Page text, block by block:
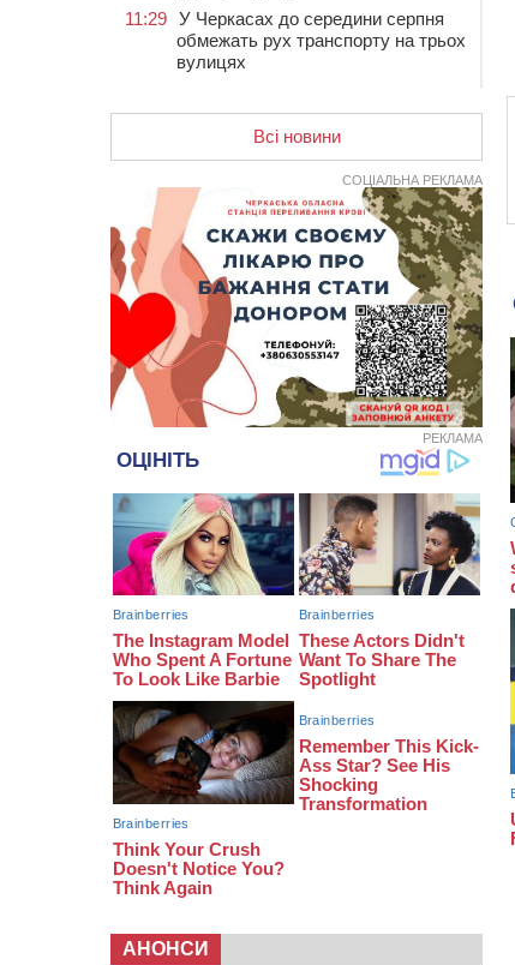
11:29 У Черкасах до середини серпня
обмежать рух транспорту на трьох
вулицях
збільшилась уп’ятеро з початку
повномасштабної війни
У Черкасах водій Audi Q5
спричинив аварію, не пропустивши
інший кросовер
09:42 “Черкасиводоканал” пропонує
підвищити тарифи на воду та
водовідведення з 2027 року
09:08
Встановити гойдалки, карусель і
закупити іграшки: у Черкасах
просять покращити умови в
дитсадку
громаду повертається полеглий
07:30 Понад 968 мільйонів гривень
земельного податку сплатили на
Черкащині
06 СЕРПНЯ 2026, ЧЕТВЕР
21:13 Вісім медалей, з яких чотири
золоті: черкаські спортсмени
тріумфували на чемпіонаті України
20:31 На Черкащині спека
протримається ще день
Всі новини
СОЦІАЛЬНА РЕКЛАМА
РЕКЛАМА
АНОНСИ